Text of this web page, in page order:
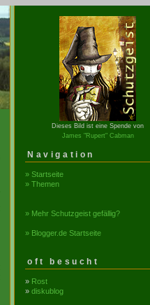
Dieses Bild ist eine Spende von
James "Rupert" Cabman
Navigation
» Startseite
» Themen
» Mehr Schutzgeist gefällig?
» Blogger.de Startseite
oft besucht
» Rost
» diskublog